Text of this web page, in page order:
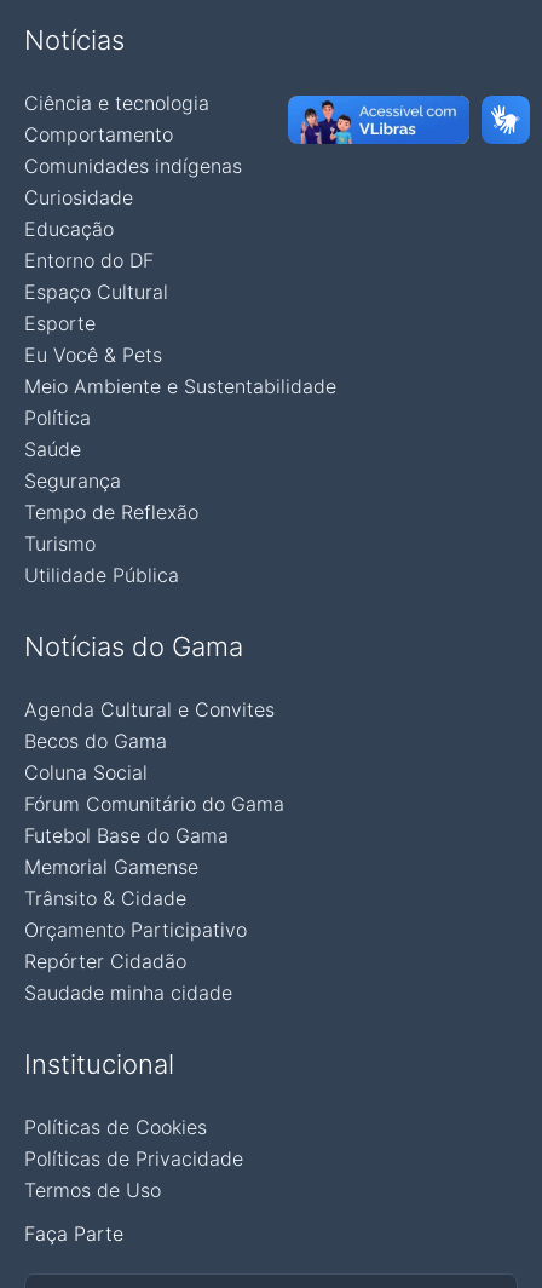
Notícias
Ciência e tecnologia
Comportamento
Comunidades indígenas
Curiosidade
Educação
Entorno do DF
Espaço Cultural
Esporte
Eu Você & Pets
Meio Ambiente e Sustentabilidade
Política
Saúde
Segurança
Tempo de Reflexão
Turismo
Utilidade Pública
Notícias do Gama
Agenda Cultural e Convites
Becos do Gama
Coluna Social
Fórum Comunitário do Gama
Futebol Base do Gama
Memorial Gamense
Trânsito & Cidade
Orçamento Participativo
Repórter Cidadão
Saudade minha cidade
Institucional
Políticas de Cookies
Políticas de Privacidade
Termos de Uso
Faça Parte